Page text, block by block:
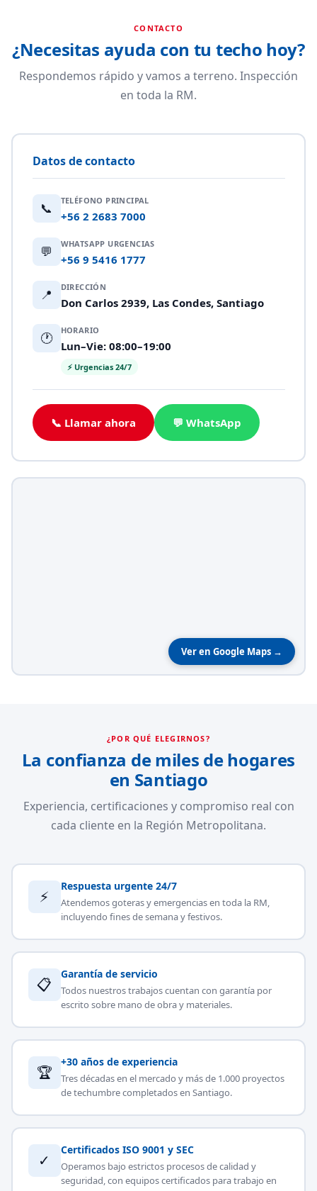
CONTACTO
¿Necesitas ayuda con tu techo hoy?
Respondemos rápido y vamos a terreno. Inspección
en toda la RM.
Datos de contacto
📞 TELÉFONO PRINCIPAL
+56 2 2683 7000
💬 WHATSAPP URGENCIAS
+56 9 5416 1777
📍 DIRECCIÓN
Don Carlos 2939, Las Condes, Santiago
🕐 HORARIO
Lun–Vie: 08:00–19:00
⚡ Urgencias 24/7
📞 Llamar ahora 💬 WhatsApp
Ver en Google Maps →
¿POR QUÉ ELEGIRNOS?
La confianza de miles de hogares
en Santiago
Experiencia, certificaciones y compromiso real con
cada cliente en la Región Metropolitana.
⚡
Respuesta urgente 24/7
Atendemos goteras y emergencias en toda la RM,
incluyendo fines de semana y festivos.
📋
Garantía de servicio
Todos nuestros trabajos cuentan con garantía por
escrito sobre mano de obra y materiales.
🏆
+30 años de experiencia
Tres décadas en el mercado y más de 1.000 proyectos
de techumbre completados en Santiago.
✓
Certificados ISO 9001 y SEC
Operamos bajo estrictos procesos de calidad y
seguridad, con equipos certificados para trabajo en